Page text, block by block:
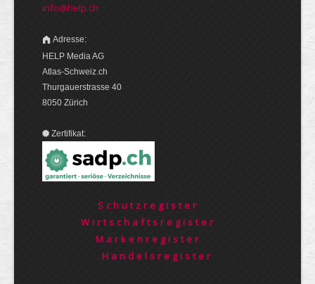
info@help.ch
Adresse:
HELP Media AG
Atlas-Schweiz.ch
Thurgauerstrasse 40
8050 Zürich
Zertifikat:
Schutzregister
Wirtschaftsregister
Markenregister
Handelsregister